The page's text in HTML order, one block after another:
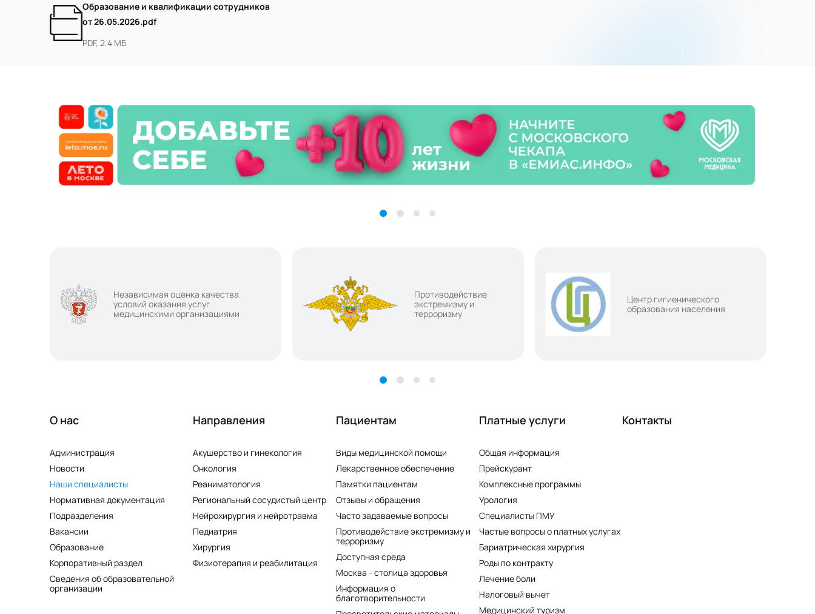
Образование и квалификации сотрудников
от 26.05.2026.pdf
PDF, 2.4 МБ
Независимая оценка качества
условий оказания услуг
медицинскими организациями
Противодействие
экстремизму и
терроризму
Центр гигиенического
образования населения
О нас
Администрация
Новости
Наши специалисты
Нормативная документация
Подразделения
Вакансии
Образование
Корпоративный раздел
Сведения об образовательной
организации
Направления
Акушерство и гинекология
Онкология
Реаниматология
Региональный сосудистый центр
Нейрохирургия и нейротравма
Педиатрия
Хирургия
Физиотерапия и реабилитация
Пациентам
Виды медицинской помощи
Лекарственное обеспечение
Памятки пациентам
Отзывы и обращения
Часто задаваемые вопросы
Противодействие экстремизму и
терроризму
Доступная среда
Москва - столица здоровья
Информация о
благотворительности
Платные услуги
Общая информация
Прейскурант
Комплексные программы
Урология
Специалисты ПМУ
Частые вопросы о платных услугах
Бариатрическая хирургия
Роды по контракту
Лечение боли
Налоговый вычет
Медицинский туризм
Контакты